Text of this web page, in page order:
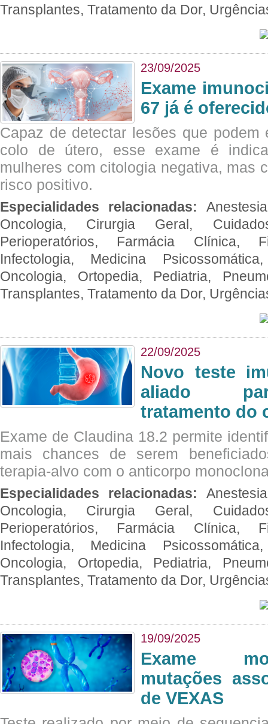
Transplantes, Tratamento da Dor,
23/09/2025
Exame
67 já é
Capaz de detectar lesões que
colo de útero, esse exame é
mulheres com citologia negativa, mas
risco positivo.
Especialidades relacionadas:
Oncologia, Cirurgia Geral,
Perioperatórios, Farmácia Clínica,
Infectologia, Medicina
Oncologia, Ortopedia, Pediatria,
Transplantes, Tratamento da Dor,
22/09/2025
Novo teste
aliado
tratamento do
Exame de Claudina 18.2 permite
mais chances de serem
terapia-alvo com o anticorpo
Especialidades relacionadas:
Oncologia, Cirurgia Geral,
Perioperatórios, Farmácia Clínica,
Infectologia, Medicina
Oncologia, Ortopedia, Pediatria,
Transplantes, Tratamento da Dor,
19/09/2025
Exame
mutações
de VEXAS